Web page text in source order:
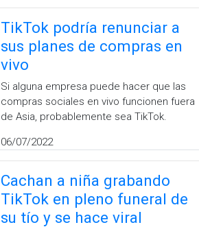
TikTok podría renunciar a
sus planes de compras en
vivo
Si alguna empresa puede hacer que las
compras sociales en vivo funcionen fuera
de Asia, probablemente sea TikTok.
06/07/2022
Cachan a niña grabando
TikTok en pleno funeral de
su tío y se hace viral